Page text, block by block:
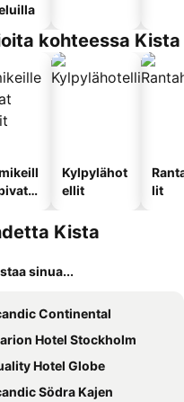
kohteessa Kista
Kylpylähot
ellit
lit
Kista
sinua...
Continental
Hotel Stockholm
Hotel Globe
Södra Kajen